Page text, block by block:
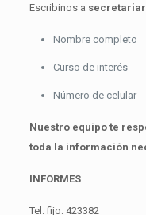
Escribinos a
Nombre completo
Curso de interés
Número de celular
Nuestro equipo te
toda la información
INFORMES
Tel. fijo: 423382